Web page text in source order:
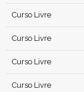
Curso Livre
Curso Livre
Curso Livre
Curso Livre